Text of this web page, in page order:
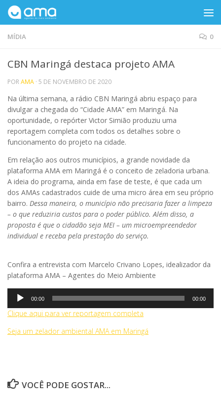
Skip to content
MÍDIA 0
CBN Maringá destaca projeto AMA
PORAMA · 5 DE NOVEMBRO DE 2020
Na última semana, a rádio CBN Maringá abriu espaço para
divulgar a chegada do “Cidade AMA” em Maringá. Na
oportunidade, o repórter Victor Simião produziu uma
reportagem completa com todos os detalhes sobre o
funcionamento do projeto na cidade.
Em relação aos outros municípios, a grande novidade da
plataforma AMA em Maringá é o conceito de zeladoria urbana.
A ideia do programa, ainda em fase de teste, é que cada um
dos AMAs cadastrados cuide de uma micro área em seu próprio
bairro. Dessa maneira, o município não precisaria fazer a limpeza
– o que reduziria custos para o poder público. Além disso, a
proposta é que o cidadão seja MEI – um microempreendedor
individual e receba pela prestação do serviço.
Confira a entrevista com Marcelo Crivano Lopes, idealizador da
plataforma AMA – Agentes do Meio Ambiente
Tocador
áudio
00:00 00:00
Clique aqui para ver reportagem completa
Seja um zelador ambiental AMA em Maringá
VOCÊ PODE GOSTAR...